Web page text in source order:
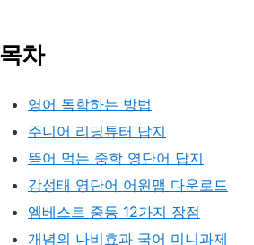
목차
영어 독학하는 방법
주니어 리딩튜터 답지
뜯어 먹는 중학 영단어 답지
강성태 영단어 어원맵 다운로드
엠베스트 중등 12가지 장점
개념의 나비효과 국어 미니과제